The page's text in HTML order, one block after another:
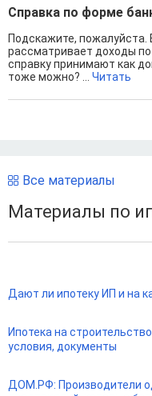
Справка по форме
Подскажите, пожалуйста.
рассматривает доходы
справку принимают как
тоже можно? ... Читать
Все материалы
Материалы по
Дают ли ипотеку ИП и на
Ипотека на
условия, документы
ДОМ.РФ: Производители